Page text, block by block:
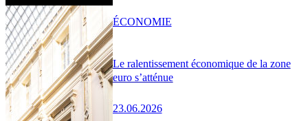
Le ralentissement économique de la zone
euro s’atténue
23.06.2026
ÉCONOMIE